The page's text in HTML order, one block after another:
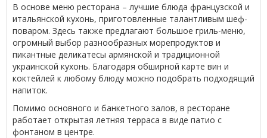
В основе меню ресторана – лучшие блюда французской и
итальянской кухонь, приготовленные талантливым шеф-
поваром. Здесь также предлагают большое гриль-меню,
огромный выбор разнообразных морепродуктов и
пикантные деликатесы армянской и традиционной
украинской кухонь. Благодаря обширной карте вин и
коктейлей к любому блюду можно подобрать подходящий
напиток.
Помимо основного и банкетного залов, в ресторане
работает открытая летняя терраса в виде патио с
фонтаном в центре.